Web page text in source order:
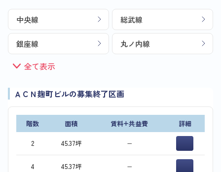
中央線 総武線
銀座線 丸ノ内線
全て表示
ＡＣＮ麹町ビルの募集終了区画
階数 面積 賃料+共益費 詳細
2 45.37坪 −
4 45.37坪 −